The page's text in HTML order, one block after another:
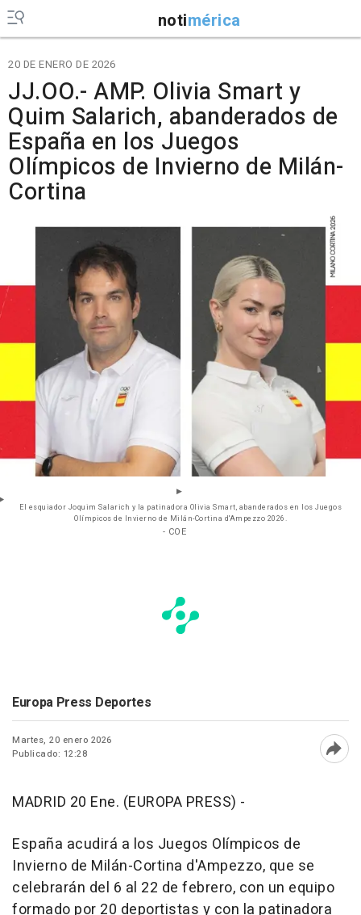
notimérica
20 DE ENERO DE 2026
JJ.OO.- AMP. Olivia Smart y
Quim Salarich, abanderados de
España en los Juegos
Olímpicos de Invierno de Milán-
Cortina
El esquiador Joquim Salarich y la patinadora Olivia Smart, abanderados en los Juegos
Olímpicos de Invierno de Milán-Cortina d'Ampezzo 2026.
- COE
Europa Press Deportes
Martes, 20 enero 2026
Publicado: 12:28
MADRID 20 Ene. (EUROPA PRESS) -
España acudirá a los Juegos Olímpicos de
Invierno de Milán-Cortina d'Ampezzo, que se
celebrarán del 6 al 22 de febrero, con un equipo
formado por 20 deportistas y con la patinadora